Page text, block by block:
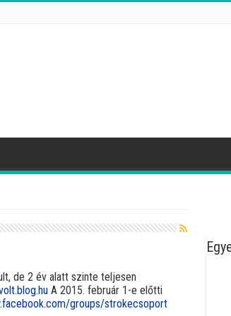
de 2 év alatt szinte teljesen
A 2015. február 1-e előtti
groups/strokecsoport